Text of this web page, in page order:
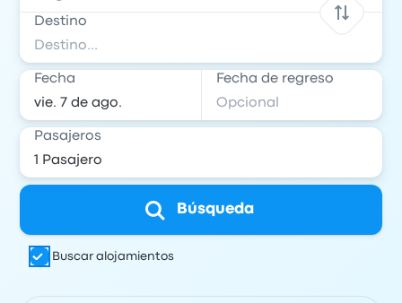
Destino
Fecha Fecha de regreso
Pasajeros
Búsqueda
Buscar alojamientos